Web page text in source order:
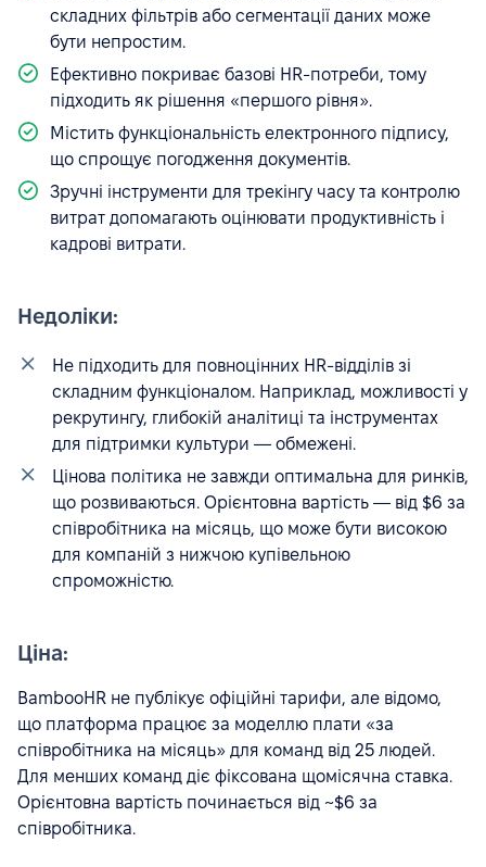
складних фільтрів або сегментації даних може
бути непростим.
Ефективно покриває базові HR-потреби, тому
підходить як рішення «першого рівня».
Містить функціональність електронного підпису,
що спрощує погодження документів.
Зручні інструменти для трекінгу часу та контролю
витрат допомагають оцінювати продуктивність і
кадрові витрати.
Недоліки:
Не підходить для повноцінних HR-відділів зі
складним функціоналом. Наприклад, можливості у
рекрутингу, глибокій аналітиці та інструментах
для підтримки культури — обмежені.
Цінова політика не завжди оптимальна для ринків,
що розвиваються. Орієнтовна вартість — від $6 за
співробітника на місяць, що може бути високою
для компаній з нижчою купівельною
спроможністю.
Ціна:
BambooHR не публікує офіційні тарифи, але відомо,
що платформа працює за моделлю плати «за
співробітника на місяць» для команд від 25 людей.
Для менших команд діє фіксована щомісячна ставка.
Орієнтовна вартість починається від ~$6 за
співробітника.